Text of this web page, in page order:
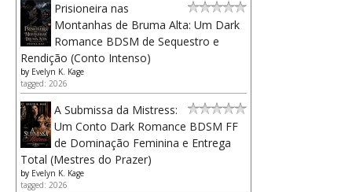
Prisioneira nas
Montanhas de Bruma Alta: Um Dark
Romance BDSM de Sequestro e
Rendição (Conto Intenso)
by Evelyn K. Kage
tagged: 2026
A Submissa da Mistress:
Um Conto Dark Romance BDSM FF
de Dominação Feminina e Entrega
Total (Mestres do Prazer)
by Evelyn K. Kage
tagged: 2026